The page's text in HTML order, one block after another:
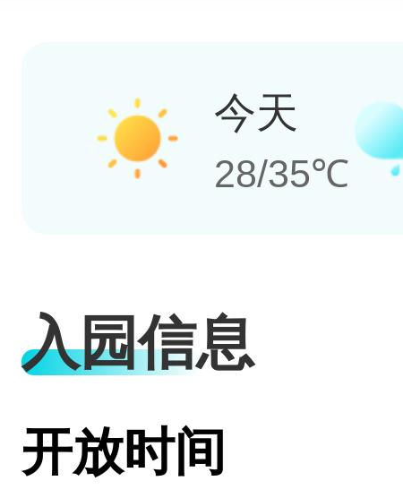
今天
28/35℃
入园信息
开放时间